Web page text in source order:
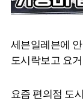
세븐일레븐에
도시락보고 요
요즘 편의점 도